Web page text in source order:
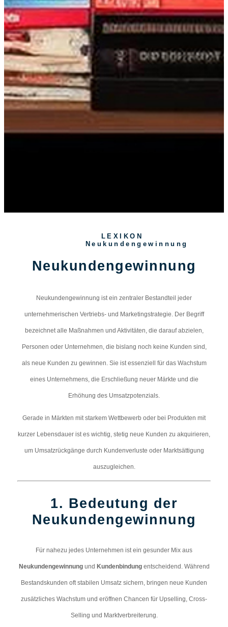
LEXIKON
Neukundengewinnung
Neukundengewinnung
Neukundengewinnung ist ein zentraler Bestandteil jeder
unternehmerischen Vertriebs- und Marketingstrategie. Der Begriff
bezeichnet alle Maßnahmen und Aktivitäten, die darauf abzielen,
Personen oder Unternehmen, die bislang noch keine Kunden sind,
als neue Kunden zu gewinnen. Sie ist essenziell für das Wachstum
eines Unternehmens, die Erschließung neuer Märkte und die
Erhöhung des Umsatzpotenzials.
Gerade in Märkten mit starkem Wettbewerb oder bei Produkten mit
kurzer Lebensdauer ist es wichtig, stetig neue Kunden zu akquirieren,
um Umsatzrückgänge durch Kundenverluste oder Marktsättigung
auszugleichen.
1. Bedeutung der
Neukundengewinnung
Für nahezu jedes Unternehmen ist ein gesunder Mix aus
Neukundengewinnungund Kundenbindungentscheidend. Während
Bestandskunden oft stabilen Umsatz sichern, bringen neue Kunden
zusätzliches Wachstum und eröffnen Chancen für Upselling, Cross-
Selling und Marktverbreiterung.